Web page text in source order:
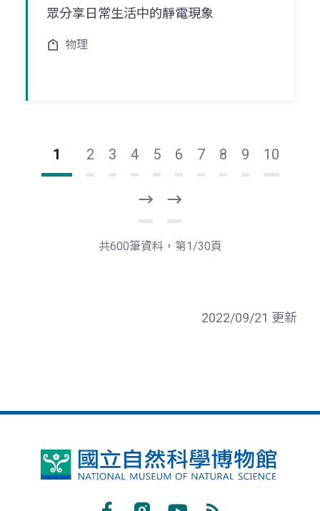
眾分享日常生活中的靜電現象
物理
1 2 3 4 5 6 7 8 9 10
一
頁
後
一
共600筆資料，第1/30頁
2022/09/21 更新
國